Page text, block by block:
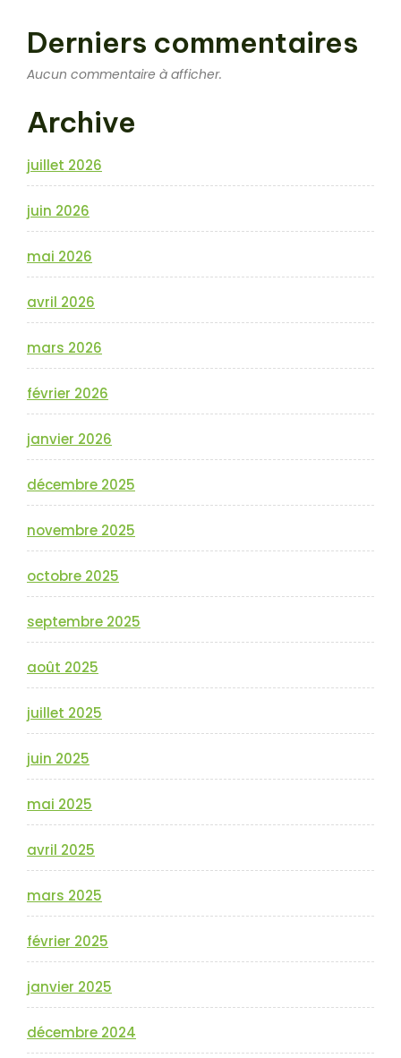
Derniers commentaires
Aucun commentaire à afficher.
Archive
juillet 2026
juin 2026
mai 2026
avril 2026
mars 2026
février 2026
janvier 2026
décembre 2025
novembre 2025
octobre 2025
septembre 2025
août 2025
juillet 2025
juin 2025
mai 2025
avril 2025
mars 2025
février 2025
janvier 2025
décembre 2024